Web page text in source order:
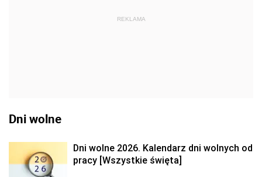
REKLAMA
Dni wolne
Dni wolne 2026. Kalendarz dni wolnych od
pracy [Wszystkie święta]